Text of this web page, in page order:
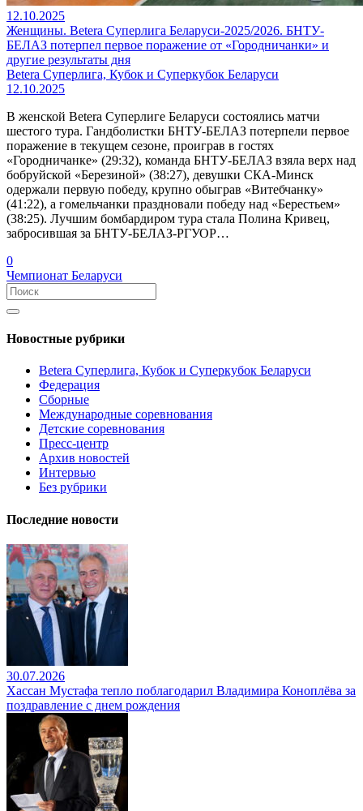
12.10.2025
Женщины. Betera Суперлига Беларуси-2025/2026. БНТУ-
БЕЛАЗ потерпел первое поражение от «Городничанки» и
другие результаты дня
Betera Суперлига, Кубок и Суперкубок Беларуси
12.10.2025
В женской Betera Суперлиге Беларуси состоялись матчи
шестого тура. Гандболистки БНТУ-БЕЛАЗ потерпели первое
поражение в текущем сезоне, проиграв в гостях
«Городничанке» (29:32), команда БНТУ-БЕЛАЗ взяла верх над
бобруйской «Березиной» (38:27), девушки СКА-Минск
одержали первую победу, крупно обыграв «Витебчанку»
(41:22), а гомельчанки праздновали победу над «Берестьем»
(38:25). Лучшим бомбардиром тура стала Полина Кривец,
забросившая за БНТУ-БЕЛАЗ-РГУОР…
0
Чемпионат Беларуси
Новостные рубрики
Betera Суперлига, Кубок и Суперкубок Беларуси
Федерация
Сборные
Международные соревнования
Детские соревнования
Пресс-центр
Архив новостей
Интервью
Без рубрики
Последние новости
30.07.2026
Хассан Мустафа тепло поблагодарил Владимира Коноплёва за
поздравление с днем рождения